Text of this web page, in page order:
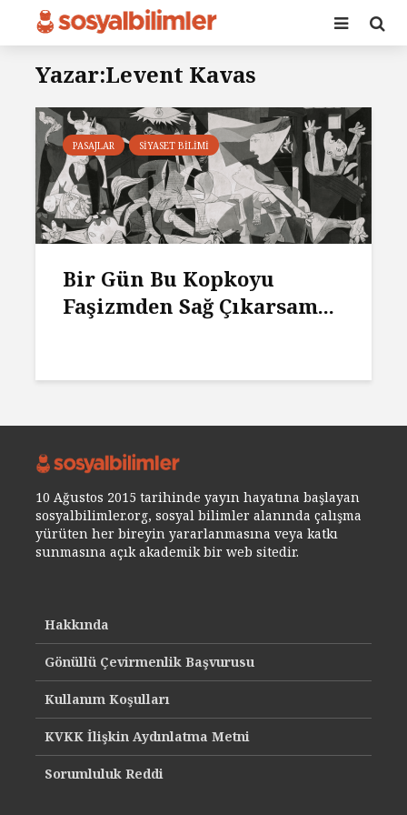
Yazar:Levent Kavas
PASAJLAR SIYASET BILIMI
Bir Gün Bu Kopkoyu
Faşizmden Sağ Çıkarsam...
10 Ağustos 2015 tarihinde yayın hayatına başlayan
sosyalbilimler.org, sosyal bilimler alanında çalışma
yürüten her bireyin yararlanmasına veya katkı
sunmasına açık akademik bir web sitedir.
Hakkında
Gönüllü Çevirmenlik Başvurusu
Kullanım Koşulları
KVKK İlişkin Aydınlatma Metni
Sorumluluk Reddi